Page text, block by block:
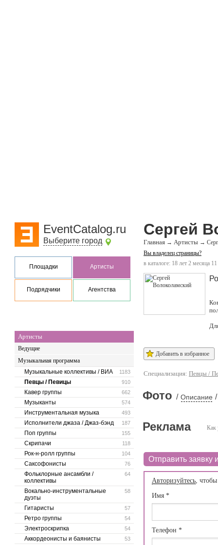
EventCatalog.ru
Выберите город
Площадки Артисты
Подрядчики Агентства
Артисты
Ведущие
Музыкальная программа
1183
Музыкальные коллективы / ВИА
910
Певцы / Певицы
662
Кавер группы
574
Музыканты
493
Инструментальная музыка
187
Исполнители джаза / Джаз-бэнд
155
Поп группы
118
Скрипачи
104
Рок-н-ролл группы
76
Саксофонисты
64
Фольклорные ансамбли /
коллективы
58
Вокально-инструментальные
дуэты
57
Гитаристы
54
Ретро группы
54
Электроскрипка
53
Аккордеонисты и баянисты
Сергей
Главная → Артисты →
Вы владелец страницы?
в каталоге: 18 лет 2 месяца
Добавить в избранное
Специализация: Певцы /
Фото / Описание /
Как
Реклама
Отправить заявку
Авторизуйтесь,
Имя *
Телефон *